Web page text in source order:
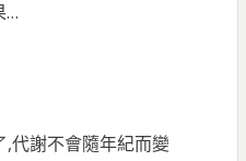
…
,代謝不會隨年紀而變